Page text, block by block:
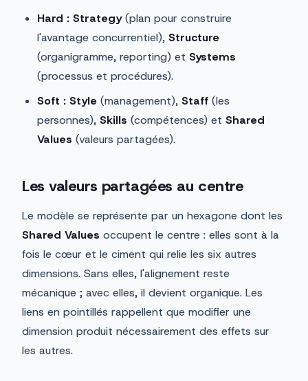
Hard : Strategy(plan pour construire
l'avantage concurrentiel), Structure
(organigramme, reporting) et Systems
(processus et procédures).
Soft : Style (management), Staff (les
personnes), Skills (compétences) et Shared
Values (valeurs partagées).
Les valeurs partagées au centre
Le modèle se représente par un hexagone dont les
Shared Values occupent le centre : elles sont à la
fois le cœur et le ciment qui relie les six autres
dimensions. Sans elles, l'alignement reste
mécanique ; avec elles, il devient organique. Les
liens en pointillés rappellent que modifier une
dimension produit nécessairement des effets sur
les autres.